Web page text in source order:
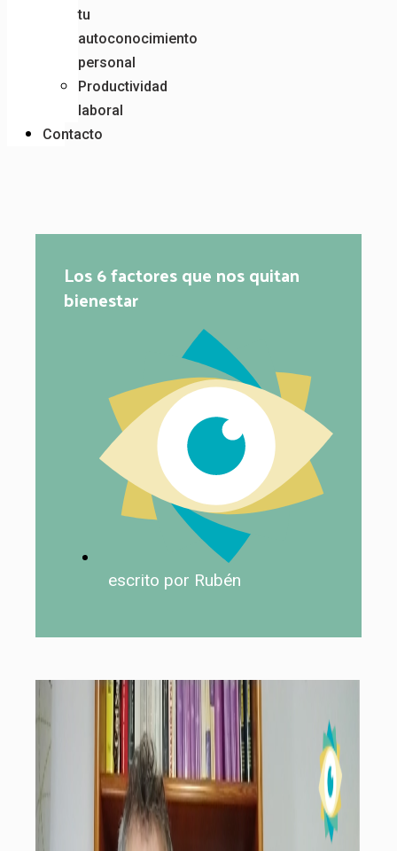
tu
autoconocimiento
personal
Productividad
laboral
Contacto
Los 6 factores que nos quitan
bienestar
escrito por Rubén